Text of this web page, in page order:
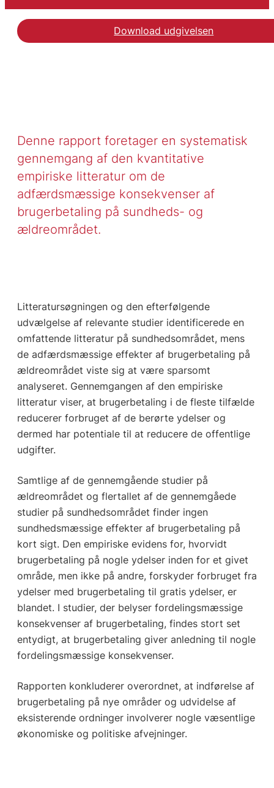
Download udgivelsen
Denne rapport foretager en systematisk
gennemgang af den kvantitative
empiriske litteratur om de
adfærdsmæssige konsekvenser af
brugerbetaling på sundheds- og
ældreområdet.
Litteratursøgningen og den efterfølgende
udvælgelse af relevante studier identificerede en
omfattende litteratur på sundhedsområdet, mens
de adfærdsmæssige effekter af brugerbetaling på
ældreområdet viste sig at være sparsomt
analyseret. Gennemgangen af den empiriske
litteratur viser, at brugerbetaling i de fleste tilfælde
reducerer forbruget af de berørte ydelser og
dermed har potentiale til at reducere de offentlige
udgifter.
Samtlige af de gennemgående studier på
ældreområdet og flertallet af de gennemgåede
studier på sundhedsområdet finder ingen
sundhedsmæssige effekter af brugerbetaling på
kort sigt. Den empiriske evidens for, hvorvidt
brugerbetaling på nogle ydelser inden for et givet
område, men ikke på andre, forskyder forbruget fra
ydelser med brugerbetaling til gratis ydelser, er
blandet. I studier, der belyser fordelingsmæssige
konsekvenser af brugerbetaling, findes stort set
entydigt, at brugerbetaling giver anledning til nogle
fordelingsmæssige konsekvenser.
Rapporten konkluderer overordnet, at indførelse af
brugerbetaling på nye områder og udvidelse af
eksisterende ordninger involverer nogle væsentlige
økonomiske og politiske afvejninger.